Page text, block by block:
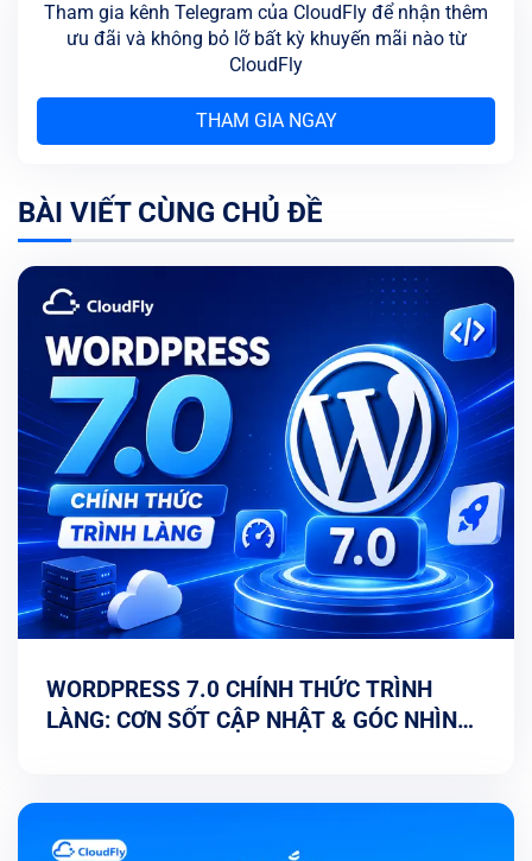
Tham gia kênh Telegram của CloudFly để nhận thêm
ưu đãi và không bỏ lỡ bất kỳ khuyến mãi nào từ
CloudFly
THAM GIA NGAY
BÀI VIẾT CÙNG CHỦ ĐỀ
WORDPRESS 7.0 CHÍNH THỨC TRÌNH
LÀNG: CƠN SỐT CẬP NHẬT & GÓC NHÌN